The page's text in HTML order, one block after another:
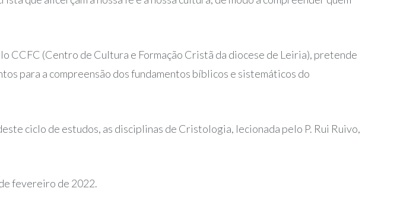
CCFC (Centro de Cultura e Formação Cristã da diocese de Leiria), pretende
para a compreensão dos fundamentos bíblicos e sistemáticos do
ciclo de estudos, as disciplinas de Cristologia, lecionada pelo P. Rui Ruivo,
fevereiro de 2022.